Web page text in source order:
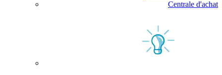
Centrale d'achat